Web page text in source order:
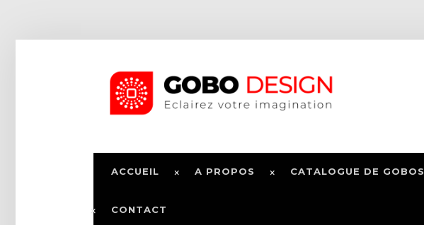
ACCUEIL A PROPOS CATALOGUE DE GOBOS
CONTACT